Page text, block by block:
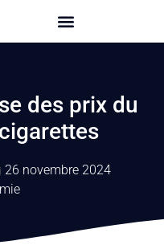
des prix du
26 novembre 2024